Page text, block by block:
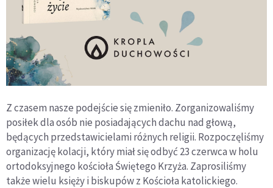
Z czasem nasze podejście się zmieniło. Zorganizowaliśmy
posiłek dla osób nie posiadających dachu nad głową,
będących przedstawicielami różnych religii. Rozpoczęliśmy
organizację kolacji, który miał się odbyć 23 czerwca w holu
ortodoksyjnego kościoła Świętego Krzyża. Zaprosiliśmy
także wielu księży i biskupów z Kościoła katolickiego.